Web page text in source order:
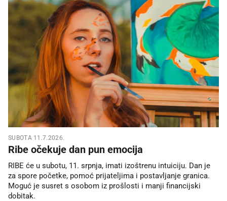
SUBOTA 11.7.2026.
Ribe očekuje dan pun emocija
RIBE će u subotu, 11. srpnja, imati izoštrenu intuiciju. Dan je
za spore početke, pomoć prijateljima i postavljanje granica.
Moguć je susret s osobom iz prošlosti i manji financijski
dobitak.